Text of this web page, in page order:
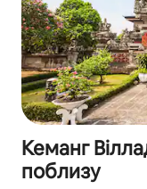
Кеманг
поблизу